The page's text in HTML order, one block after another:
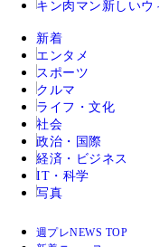
キン肉マン 新しいウ
新着
エンタメ
スポーツ
クルマ
ライフ・文化
社会
政治・国際
経済・ビジネス
IT・科学
写真
週プレNEWS TOP